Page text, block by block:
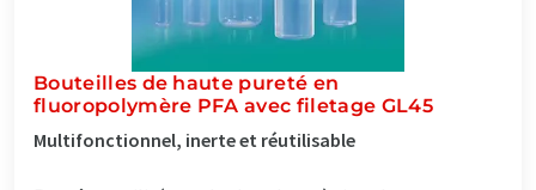
Bouteilles de haute pureté en
fluoropolymère PFA avec filetage GL45
Multifonctionnel, inerte et réutilisable